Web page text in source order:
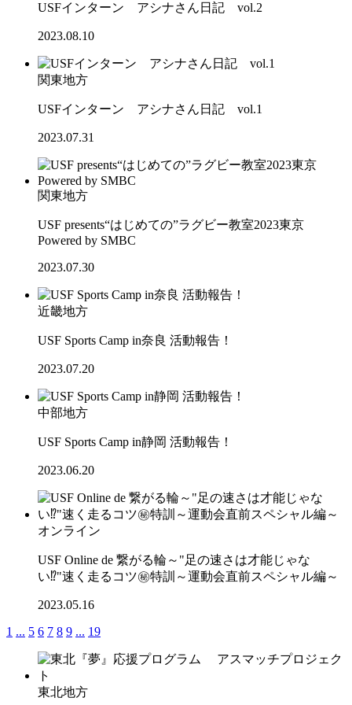
USFインターン アシナさん日記 vol.2
2023.08.10
関東地方
USFインターン アシナさん日記 vol.1
2023.07.31
関東地方
USF presents“はじめての”ラグビー教室2023東京
Powered by SMBC
2023.07.30
近畿地方
USF Sports Camp in奈良 活動報告！
2023.07.20
中部地方
USF Sports Camp in静岡 活動報告！
2023.06.20
オンライン
USF Online de 繋がる輪～"足の速さは才能じゃな
い⁉"速く走るコツ㊙特訓～運動会直前スペシャル編～
2023.05.16
1 ... 5 6 7 8 9 ... 19
東北地方